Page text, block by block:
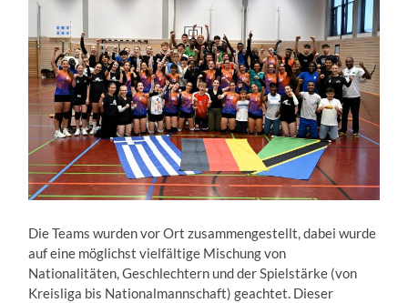
Die Teams wurden vor Ort zusammengestellt, dabei wurde
auf eine möglichst vielfältige Mischung von
Nationalitäten, Geschlechtern und der Spielstärke (von
Kreisliga bis Nationalmannschaft) geachtet. Dieser